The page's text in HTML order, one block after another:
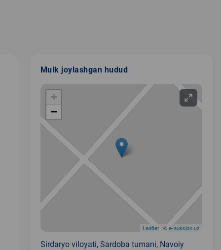
Mulk joylashgan hudud
+
−
Leaflet| ©e-auksion.uz
Sirdaryo viloyati, Sardoba tumani, Navoiy